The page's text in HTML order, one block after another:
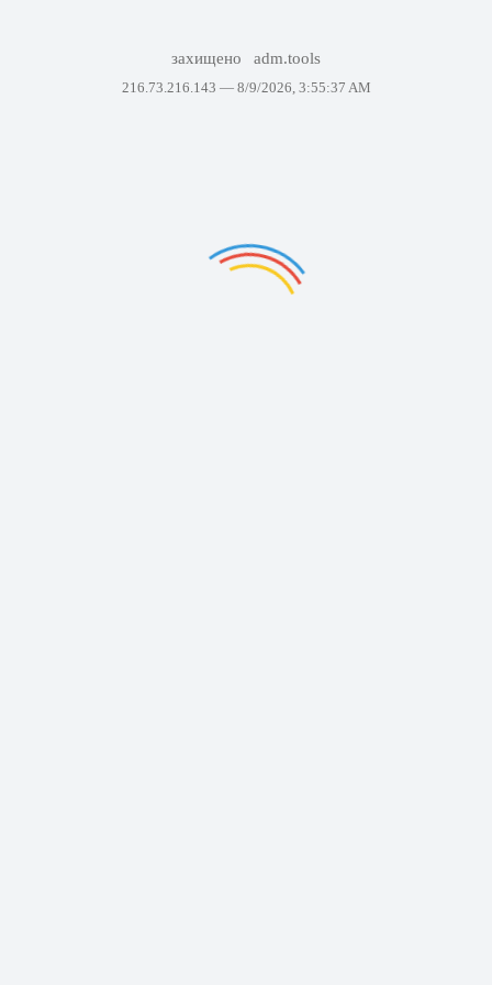
захищено adm.tools
216.73.216.143 — 8/9/2026, 3:55:37 AM